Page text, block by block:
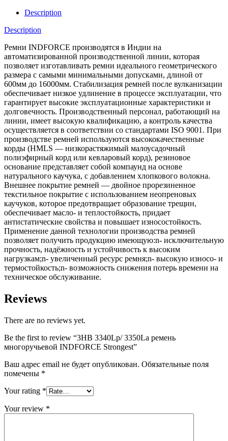
Description
Description
Ремни INDFORCE производятся в Индии на
автоматизированной производственной линии, которая
позволяет изготавливать ремни идеального геометрического
размера с самыми минимальными допусками, длиной от
600мм до 16000мм. Стабилизация ремней после вулканизации
обеспечивает низкое удлинение в процессе эксплуатации, что
гарантирует высокие эксплуатационные характеристики и
долговечность. Производственный персонал, работающий на
линии, имеет высокую квалификацию, а контроль качества
осуществляется в соответствии со стандартами ISO 9001. При
производстве ремней используются высококачественные
корды (HMLS — низкорастяжимый малоусадочный
полиэфирный корд или кевларовый корд), резиновое
основание представляет собой компаунд на основе
натурального каучука, с добавлением хлопкового волокна.
Внешнее покрытие ремней — двойное прорезиненное
текстильное покрытие с использованием неопреновых
каучуков, которое предотвращает образование трещин,
обеспечивает масло- и теплостойкость, придает
антистатические свойства и повышает износостойкость.
Применение данной технологии производства ремней
позволяет получить продукцию имеющую:n- исключительную
прочность, надёжность и устойчивость к высоким
нагрузкам;n- увеличенный ресурс ремня;n- высокую износо- и
термостойкость;n- возможность снижения потерь времени на
техническое обслуживание.
Reviews
There are no reviews yet.
Be the first to review “3HB 3340Lp/ 3350La ремень
многоручьевой INDFORCE Strongest”
Ваш адрес email не будет опубликован. Обязательные поля
помечены *
Your rating *
Your review *